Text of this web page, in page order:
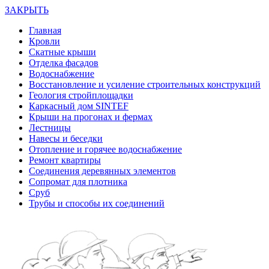
ЗАКРЫТЬ
Главная
Кровли
Скатные крыши
Отделка фасадов
Водоснабжение
Восстановление и усиление строительных конструкций
Геология стройплощадки
Каркасный дом SINTEF
Крыши на прогонах и фермах
Лестницы
Навесы и беседки
Отопление и горячее водоснабжение
Ремонт квартиры
Соединения деревянных элементов
Сопромат для плотника
Сруб
Трубы и способы их соединений